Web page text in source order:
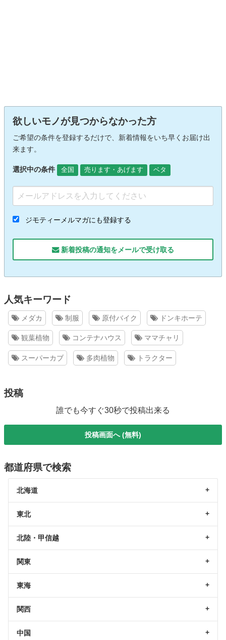
欲しいモノが見つからなかった方
ご希望の条件を登録するだけで、新着情報をいち早くお届け出
来ます。
選択中の条件 全国 売ります・あげます ベタ
ジモティーメルマガにも登録する
新着投稿の通知をメールで受け取る
人気キーワード
メダカ 制服 原付バイク ドンキホーテ
観葉植物 コンテナハウス ママチャリ
スーパーカブ 多肉植物 トラクター
投稿
誰でも今すぐ30秒で投稿出来る
投稿画面へ (無料)
都道府県で検索
北海道
東北
北陸・甲信越
関東
東海
関西
中国